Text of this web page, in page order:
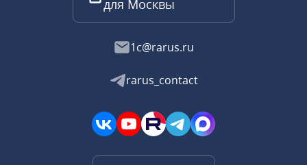
для Москвы
1c@rarus.ru
rarus_contact